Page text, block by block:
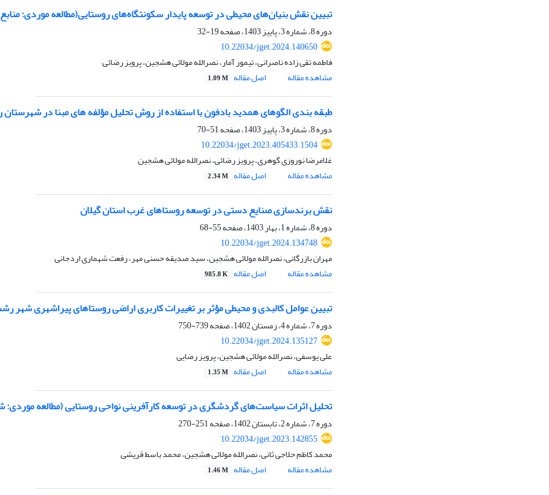
تبیین نقش بنیان‌های محیطی در توسعه پایدار سکونتگاه‌های روستایی(مطالعه موردی:
دوره 8، شماره 3، پاییز 1403، صفحه
19-32
10.22034/jget.2024.140650
فاطمه تقی زاده ناصرانی، تیمور آمار، نصرالله مولائی هشجین، پرویز رضائی
مشاهده مقاله
اصل مقاله 1.09 M
طبقه بندی الگوهای همدید بادفون با استفاده از روش تحلیل مؤلفه های مبنا در
دوره 8، شماره 3، پاییز 1403، صفحه
51-70
10.22034/jget.2023.405433.1504
غلامرضا نوروزی گوهری، پرویز رضائی، نصرالله مولائی هشجین
مشاهده مقاله
اصل مقاله 2.34 M
نقش برندسازی صنایع دستی در توسعه روستاهای غرب استان گیلان
دوره 8، شماره 1، بهار 1403، صفحه
55-68
10.22034/jget.2024.134748
مهران بازرگانی، نصرالله مولائی هشجین، سید صدیقه حسنی مهر، رفعت شهماری اردجانی
مشاهده مقاله
اصل مقاله 985.8 K
تبیین عوامل کالبدی و محیطی مؤثر بر تغییرات کاربری اراضی روستاهای پیراشهری شهر
دوره 7، شماره 4، زمستان 1402، صفحه
739-750
10.22034/jget.2024.135127
علی یوسفی، نصرالله مولائی هشجین، پرویز رضایی
مشاهده مقاله
اصل مقاله 1.35 M
تحلیل اثرات سیاست‌های گردشگری در توسعه کارآفرینی نواحی روستایی (مطالعه
دوره 7، شماره 2، تابستان 1402، صفحه
251-270
10.22034/jget.2023.142855
محمد کاظم حلاجی ثانی، نصرالله مولائی هشجین، محمد باسط قریشی
مشاهده مقاله
اصل مقاله 1.46 M